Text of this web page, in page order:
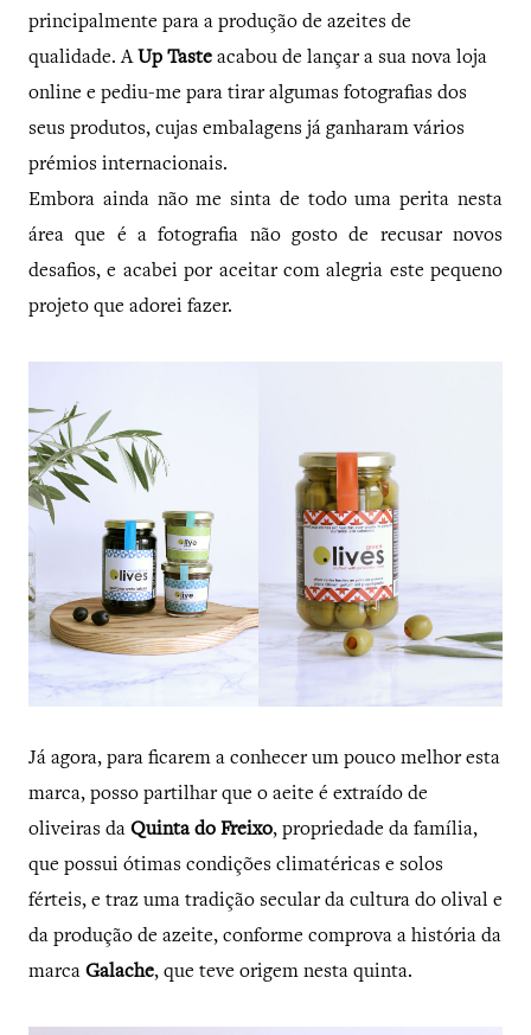
principalmente para a produção de azeites de
qualidade. A Up Taste acabou de lançar a sua nova loja
online e pediu-me para tirar algumas fotografias dos
seus produtos, cujas embalagens já ganharam vários
prémios internacionais.
Embora ainda não me sinta de todo uma perita nesta
área que é a fotografia não gosto de recusar novos
desafios, e acabei por aceitar com alegria este pequeno
projeto que adorei fazer.
Já agora, para ficarem a conhecer um pouco melhor esta
marca, posso partilhar que o aeite é extraído de
oliveiras da Quinta do Freixo, propriedade da família,
que possui ótimas condições climatéricas e solos
férteis, e traz uma tradição secular da cultura do olival e
da produção de azeite, conforme comprova a história da
marca Galache, que teve origem nesta quinta.